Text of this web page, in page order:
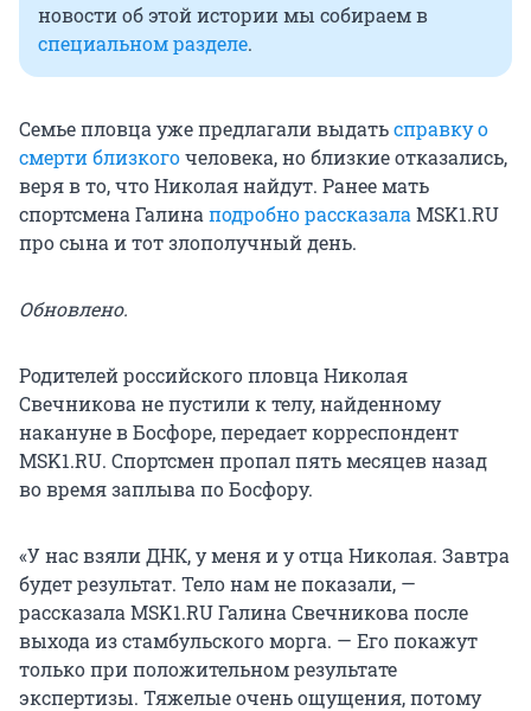
новости об этой истории мы собираем в
специальном разделе.
Семье пловца уже предлагали выдатьсправку о
смерти близкогочеловека, но близкие отказались,
веря в то, что Николая найдут. Ранее мать
спортсмена Галина подробно рассказала MSK1.RU
про сына и тот злополучный день.
Обновлено.
Родителей российского пловца Николая
Свечникова не пустили к телу, найденному
накануне в Босфоре, передает корреспондент
MSK1.RU. Спортсмен пропал пять месяцев назад
во время заплыва по Босфору.
«У нас взяли ДНК, у меня и у отца Николая. Завтра
будет результат. Тело нам не показали, —
рассказала MSK1.RU Галина Свечникова после
выхода из стамбульского морга. — Его покажут
только при положительном результате
экспертизы. Тяжелые очень ощущения, потому